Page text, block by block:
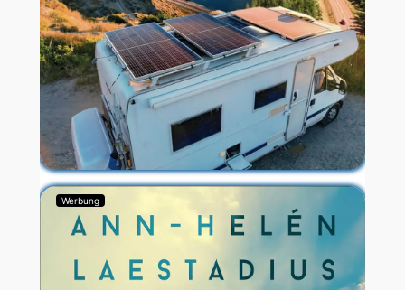
Werbung